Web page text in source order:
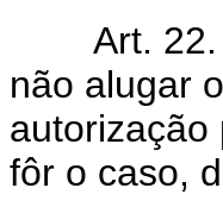
Art. 22.
não alugar
autorização
fôr o caso,